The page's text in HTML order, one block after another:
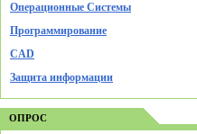
Операционные Системы
Программирование
CAD
Защита информации
ОПРОС